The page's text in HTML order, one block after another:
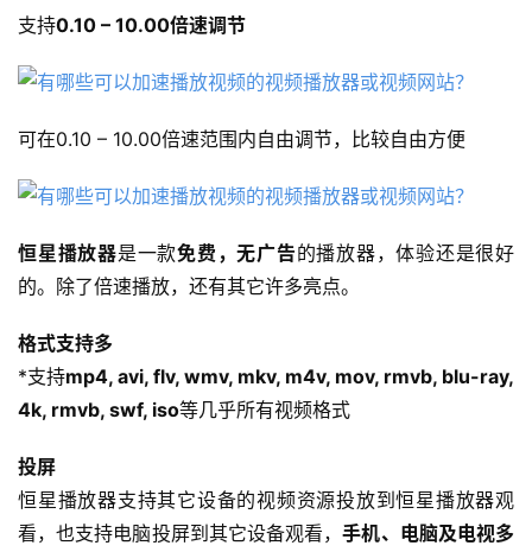
支持0.10 – 10.00倍速调节
可在0.10 – 10.00倍速范围内自由调节，比较自由方便
恒星播放器是一款免费，无广告的播放器，体验还是很好
的。除了倍速播放，还有其它许多亮点。
格式支持多
*支持mp4, avi, flv, wmv, mkv, m4v, mov, rmvb, blu-ray,
4k, rmvb, swf, iso等几乎所有视频格式
投屏
恒星播放器支持其它设备的视频资源投放到恒星播放器观
看，也支持电脑投屏到其它设备观看，手机、电脑及电视多